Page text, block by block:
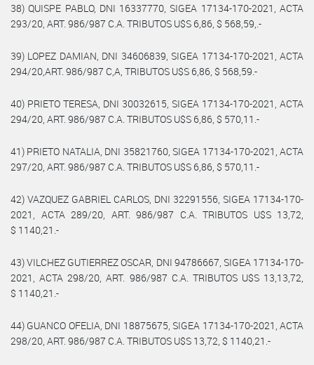
38) QUISPE PABLO, DNI 16337770, SIGEA 17134-170-2021, ACTA
293/20, ART. 986/987 C.A. TRIBUTOS U$S 6,86, $ 568,59,.-
39) LOPEZ DAMIAN, DNI 34606839, SIGEA 17134-170-2021, ACTA
294/20,ART. 986/987 C,A, TRIBUTOS U$S 6,86, $ 568,59.-
40) PRIETO TERESA, DNI 30032615, SIGEA 17134-170-2021, ACTA
294/20, ART. 986/987 C.A. TRIBUTOS U$S 6,86, $ 570,11.-
41) PRIETO NATALIA, DNI 35821760, SIGEA 17134-170-2021, ACTA
297/20, ART. 986/987 C.A. TRIBUTOS U$S 6,86, $ 570,11.-
42) VAZQUEZ GABRIEL CARLOS, DNI 32291556, SIGEA 17134-170-
2021, ACTA 289/20, ART. 986/987 C.A. TRIBUTOS U$S 13,72,
$ 1140,21.-
43) VILCHEZ GUTIERREZ OSCAR, DNI 94786667, SIGEA 17134-170-
2021, ACTA 298/20, ART. 986/987 C.A. TRIBUTOS U$S 13,13,72,
$ 1140,21.-
44) GUANCO OFELIA, DNI 18875675, SIGEA 17134-170-2021, ACTA
298/20, ART. 986/987 C.A. TRIBUTOS U$S 13,72, $ 1140,21.-